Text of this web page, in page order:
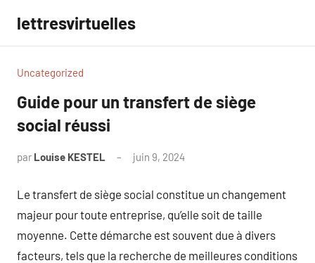
contenu
lettresvirtuelles
Uncategorized
Guide pour un transfert de siège
social réussi
par Louise KESTEL juin 9, 2024
Le transfert de siège social constitue un changement
majeur pour toute entreprise, qu’elle soit de taille
moyenne. Cette démarche est souvent due à divers
facteurs, tels que la recherche de meilleures conditions